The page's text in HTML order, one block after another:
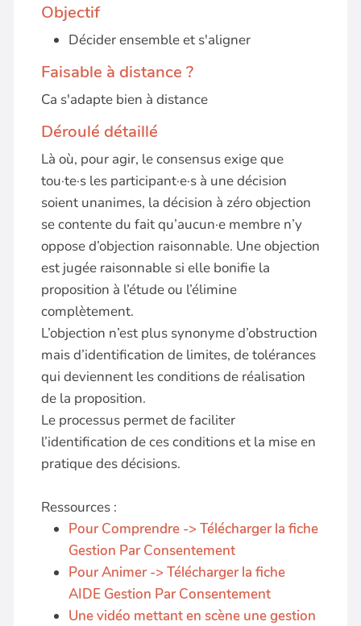
Objectif
Décider ensemble et s'aligner
Faisable à distance ?
Ca s'adapte bien à distance
Déroulé détaillé
Là où, pour agir, le consensus exige que
tou·te·s les participant·e·s à une décision
soient unanimes, la décision à zéro objection
se contente du fait qu’aucun·e membre n’y
oppose d’objection raisonnable. Une objection
est jugée raisonnable si elle bonifie la
proposition à l’étude ou l’élimine
complètement.
L’objection n’est plus synonyme d’obstruction
mais d’identification de limites, de tolérances
qui deviennent les conditions de réalisation
de la proposition.
Le processus permet de faciliter
l’identification de ces conditions et la mise en
pratique des décisions.
Ressources :
Pour Comprendre -> Télécharger la fiche
Gestion Par Consentement
Pour Animer -> Télécharger la fiche
AIDE Gestion Par Consentement
Une vidéo mettant en scène une gestion